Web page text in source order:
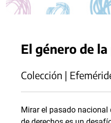
El género de
Colección |
Mirar el pasado nacional